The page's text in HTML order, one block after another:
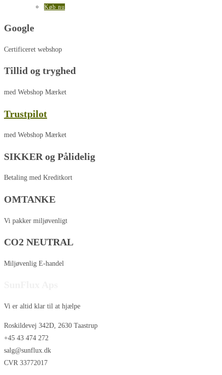
Køb nu
Google
Certificeret webshop
Tillid og tryghed
med Webshop Mærket
Trustpilot
med Webshop Mærket
SIKKER og Pålidelig
Betaling med Kreditkort
OMTANKE
Vi pakker miljøvenligt
CO2 NEUTRAL
Miljøvenlig E-handel
Vi er altid klar til at hjælpe
Roskildevej 342D, 2630 Taastrup
+45 43 474 272
salg@sunflux.dk
CVR 33772017